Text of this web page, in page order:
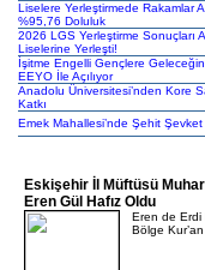
Liselere Yerleştirmede Rakamlar
%95,76 Doluluk
2026 LGS Yerleştirme Sonuçları
Liselerine Yerleşti!
İşitme Engelli Gençlere
EEYO İle Açılıyor
Anadolu Üniversitesi’nden Kore
Katkı
Emek Mahallesi’nde Şehit Şevket
Eskişehir İl Müftüsü
Eren Gül Hafız Oldu
Eren de Erdi
Bölge Kur’an